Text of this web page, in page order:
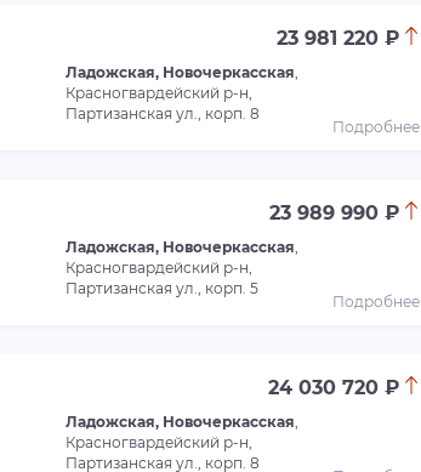
23 981 220 ₽
Ладожская, Новочеркасская,
Красногвардейский р-н,
Партизанская ул., корп. 8
Подробнее
23 989 990 ₽
Ладожская, Новочеркасская,
Красногвардейский р-н,
Партизанская ул., корп. 5
Подробнее
24 030 720 ₽
Ладожская, Новочеркасская,
Красногвардейский р-н,
Партизанская ул., корп. 8